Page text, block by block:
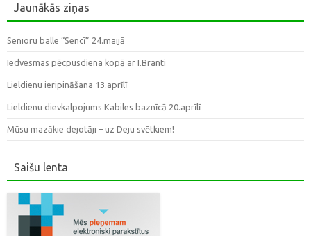
Jaunākās ziņas
Senioru balle “Sencī” 24.maijā
Iedvesmas pēcpusdiena kopā ar I.Branti
Lieldienu ieripināšana 13.aprīlī
Lieldienu dievkalpojums Kabiles baznīcā 20.aprīlī
Mūsu mazākie dejotāji – uz Deju svētkiem!
Saišu lenta